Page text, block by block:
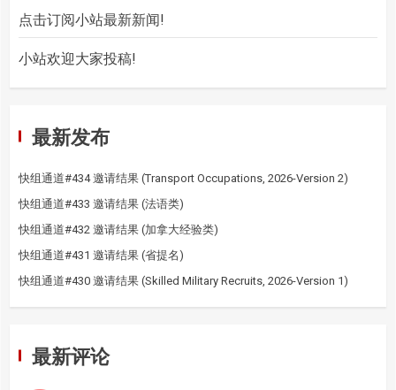
点击订阅小站最新新闻!
小站欢迎大家投稿!
最新发布
快组通道#434 邀请结果 (Transport Occupations, 2026-Version 2)
快组通道#433 邀请结果 (法语类)
快组通道#432 邀请结果 (加拿大经验类)
快组通道#431 邀请结果 (省提名)
快组通道#430 邀请结果 (Skilled Military Recruits, 2026-Version 1)
最新评论